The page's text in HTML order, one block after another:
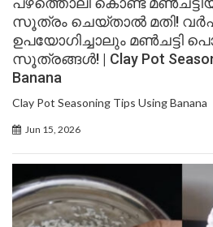
സൂത്രം ചെയ്താൽ മതി!
ഉപയോഗിച്ചാലും മൺചട്ടി
സൂത്രങ്ങൾ! | Clay Pot
Banana
Clay Pot Seasoning Tips Using Banana
Jun 15, 2026